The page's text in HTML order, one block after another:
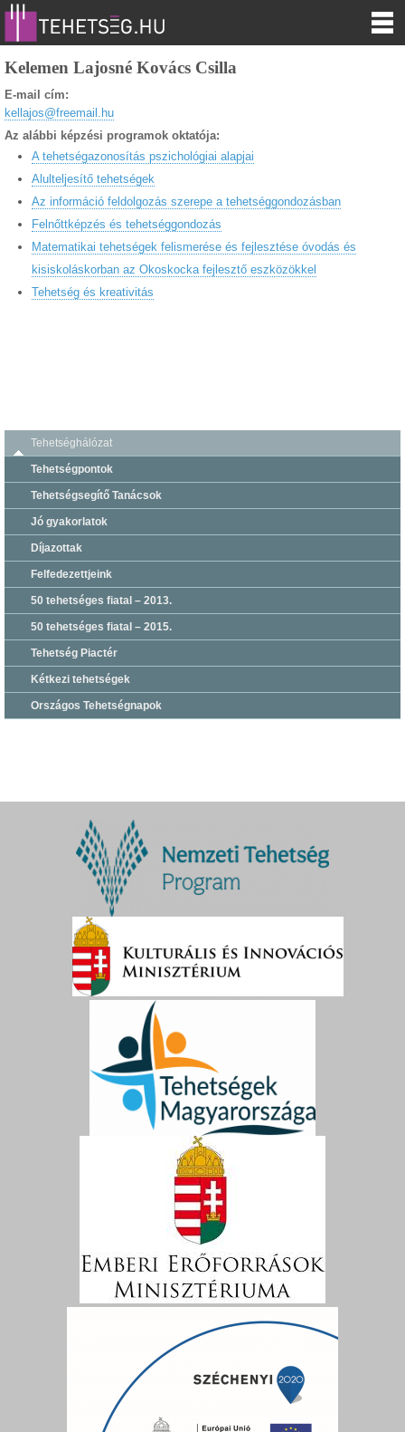
Kelemen Lajosné Kovács Csilla
E-mail cím:
kellajos@freemail.hu
Az alábbi képzési programok oktatója:
A tehetségazonosítás pszichológiai alapjai
Alulteljesítő tehetségek
Az információ feldolgozás szerepe a tehetséggondozásban
Felnőttképzés és tehetséggondozás
Matematikai tehetségek felismerése és fejlesztése óvodás és
kisiskoláskorban az Okoskocka fejlesztő eszközökkel
Tehetség és kreativitás
Tehetséghálózat
Tehetségpontok
Tehetségsegítő Tanácsok
Jó gyakorlatok
Díjazottak
Felfedezettjeink
50 tehetséges fiatal – 2013.
50 tehetséges fiatal – 2015.
Tehetség Piactér
Kétkezi tehetségek
Országos Tehetségnapok